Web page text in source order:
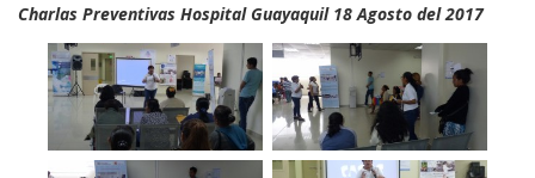
Charlas Preventivas Hospital Guayaquil 18 Agosto del 2017